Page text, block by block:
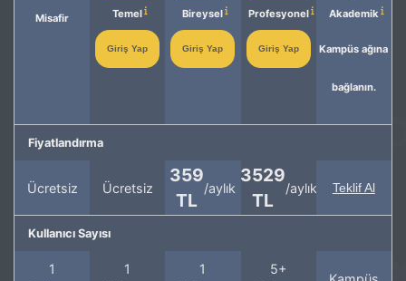
Misafir Temel
Giriş Yap
Bireysel
Giriş Yap
Profesyonel
Giriş Yap
Akademik
Kampüs ağına
bağlanın.
Fiyatlandırma
Ücretsiz Ücretsiz
359
TL
/aylık
3529
TL
/aylık Teklif Al
Kullanıcı Sayısı
1
1
1
5+